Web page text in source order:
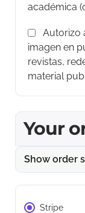
académica
Autorizo
imagen en
revistas,
material
Your
Show order
Stripe